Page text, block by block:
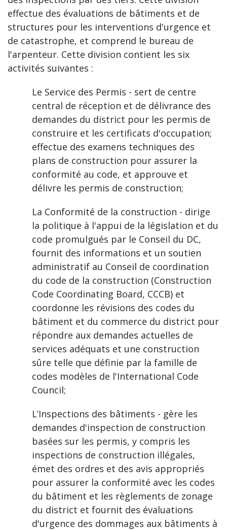
effectue des évaluations de bâtiments et de
structures pour les interventions d'urgence et
de catastrophe, et comprend le bureau de
l'arpenteur. Cette division contient les six
activités suivantes :
Le Service des Permis - sert de centre
central de réception et de délivrance des
demandes du district pour les permis de
construire et les certificats d'occupation;
effectue des examens techniques des
plans de construction pour assurer la
conformité au code, et approuve et
délivre les permis de construction;
La Conformité de la construction - dirige
la politique à l'appui de la législation et du
code promulgués par le Conseil du DC,
fournit des informations et un soutien
administratif au Conseil de coordination
du code de la construction (Construction
Code Coordinating Board, CCCB) et
coordonne les révisions des codes du
bâtiment et du commerce du district pour
répondre aux demandes actuelles de
services adéquats et une construction
sûre telle que définie par la famille de
codes modèles de l'International Code
Council;
L’Inspections des bâtiments - gère les
demandes d'inspection de construction
basées sur les permis, y compris les
inspections de construction illégales,
émet des ordres et des avis appropriés
pour assurer la conformité avec les codes
du bâtiment et les règlements de zonage
du district et fournit des évaluations
d'urgence des dommages aux bâtiments à